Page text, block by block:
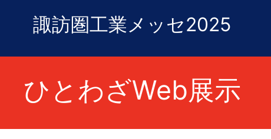
諏訪圏工業メッセ2025
ひとわざWeb展示